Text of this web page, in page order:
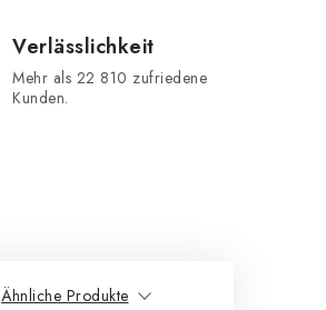
Verlässlichkeit
Mehr als 22 810 zufriedene
Kunden.
Ähnliche Produkte